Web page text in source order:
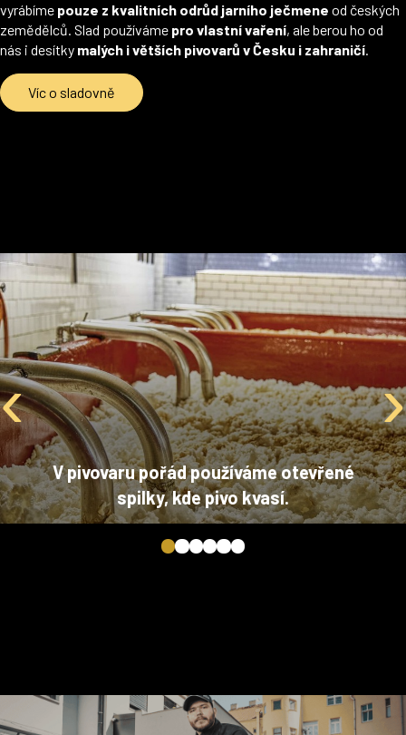
vyrábíme pouze z kvalitních odrůd jarního ječmene od českých
zemědělců. Slad používáme pro vlastní vaření, ale berou ho od
nás i desítky malých i větších pivovarů v Česku i zahraničí.
Víc o sladovně
‹ ›